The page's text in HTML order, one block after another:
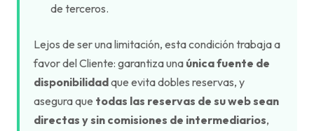
de terceros.
Lejos de ser una limitación, esta condición trabaja a
favor del Cliente: garantiza una única fuente de
disponibilidadque evita dobles reservas, y
asegura que todas las reservas de su web sean
directas y sin comisiones de intermediarios,